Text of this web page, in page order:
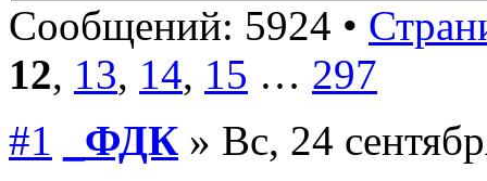
Сообщений: 5924 •
12, 13, 14, 15 … 297
#1
_ФДК » Вс, 24